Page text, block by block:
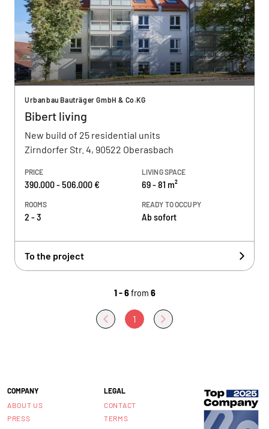
Urbanbau Bauträger GmbH & Co.KG
Bibert living
New build of 25 residential units
Zirndorfer Str. 4, 90522 Oberasbach
PRICE
390.000 - 506.000 €
LIVING SPACE
69 - 81 m²
ROOMS
2 - 3
READY TO OCCUPY
Ab sofort
To the project
1 - 6from 6
1
COMPANY
ABOUT US
PRESS
LEGAL
CONTACT
TERMS